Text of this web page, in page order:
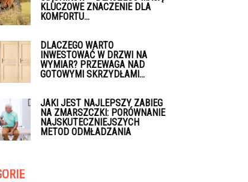
KLUCZOWE ZNACZENIE DLA
KOMFORTU...
DLACZEGO WARTO
INWESTOWAĆ W DRZWI NA
WYMIAR? PRZEWAGA NAD
GOTOWYMI SKRZYDŁAMI...
JAKI JEST NAJLEPSZY ZABIEG
NA ZMARSZCZKI: PORÓWNANIE
NAJSKUTECZNIEJSZYCH
METOD ODMŁADZANIA